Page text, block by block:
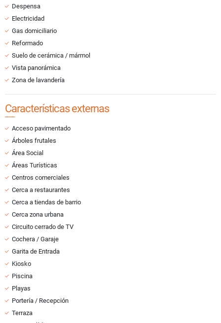
Despensa
Electricidad
Gas domiciliario
Reformado
Suelo de cerámica / mármol
Vista panorámica
Zona de lavandería
Características externas
Acceso pavimentado
Árboles frutales
Área Social
Áreas Turísticas
Centros comerciales
Cerca a restaurantes
Cerca a tiendas de barrio
Cerca zona urbana
Circuito cerrado de TV
Cochera / Garaje
Garita de Entrada
Kiosko
Piscina
Playas
Portería / Recepción
Terraza